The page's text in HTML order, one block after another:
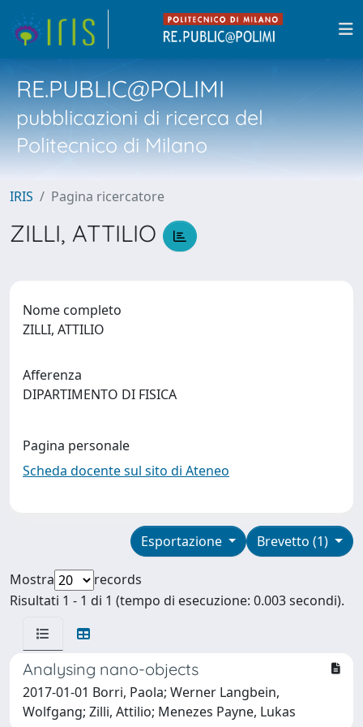
RE.PUBLIC@POLIMI
pubblicazioni di ricerca del
Politecnico di Milano
IRIS Pagina ricercatore
ZILLI, ATTILIO
Nome completo
ZILLI, ATTILIO
Afferenza
DIPARTIMENTO DI FISICA
Pagina personale
Scheda docente sul sito di Ateneo
Brevetto (1)
Esportazione
Mostra
records
Risultati 1 - 1 di 1 (tempo di esecuzione: 0.003 secondi).
Analysing nano-objects
2017-01-01 Borri, Paola; Werner Langbein,
Wolfgang; Zilli, Attilio; Menezes Payne, Lukas